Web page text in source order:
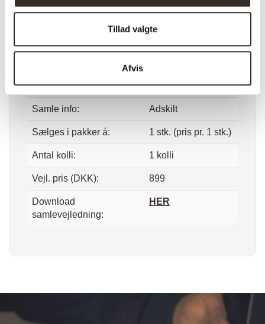
Tillad valgte
Afvis
Bredde: 80 cm
Vægt (netto): 3,5 kg
Samle info: Adskilt
Sælges i pakker á: 1 stk. (pris pr. 1 stk.)
Antal kolli: 1 kolli
Vejl. pris (DKK): 899
Download
samlevejledning:
HER